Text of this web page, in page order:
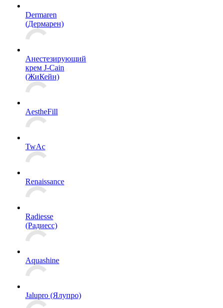
Dermaren
(Дермарен)
Анестезирующий
крем J-Cain
(ЖиКейн)
AestheFill
TwAc
Renaissance
Radiesse
(Радиесс)
Aquashine
Jalupro (Ялупро)